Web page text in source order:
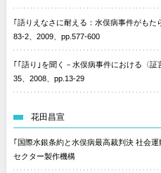
｢語りえなさに耐える：水俣病事件がもた
83-2、2009、pp.577-600
｢｢語り｣を聞く－水俣病事件における〈証
35、2008、pp.13-29
花田昌宣
｢国際水銀条約と水俣病最高裁判決 社会
セクター製作機構